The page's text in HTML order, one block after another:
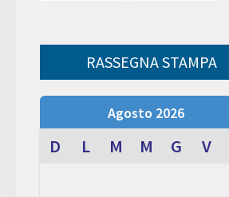
RASSEGNA STAMPA
Agosto 2026
D L M M G V